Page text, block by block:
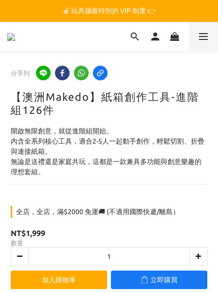
🏆 玩具腦是全台第一個獲得 STEM.org 教育平台
🍎 玩具腦最特別的 VIP 制度 👉
🏆 玩具腦是全台第一個獲得 STEM.org 教育平台
分享到
【澳洲Makedo】紙箱創作工具-進階
組126件
開啟無限創意，就從進階組開始。
內含全系列核心工具，適合2-5人一起動手創作，輕鬆切割、折疊
與連接紙箱。
無論是送禮還是家庭共玩，這都是一款兼具多功能與創意樂趣的
理想套組。
全店，全店，滿$2000 免運🚚 (不適用國際快遞/離島）
NT$1,999
數量
加入購物車 立即購買